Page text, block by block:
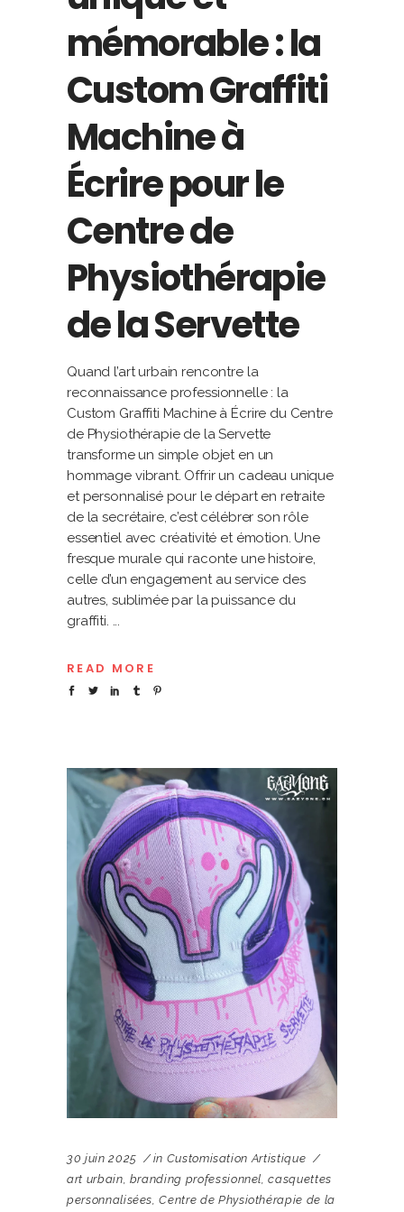
mémorable : la
Custom Graffiti
Machine à
Écrire pour le
Centre de
Physiothérapie
de la Servette
Quand l’art urbain rencontre la
reconnaissance professionnelle : la
Custom Graffiti Machine à Écrire du Centre
de Physiothérapie de la Servette
transforme un simple objet en un
hommage vibrant. Offrir un cadeau unique
et personnalisé pour le départ en retraite
de la secrétaire, c’est célébrer son rôle
essentiel avec créativité et émotion. Une
fresque murale qui raconte une histoire,
celle d’un engagement au service des
autres, sublimée par la puissance du
graffiti.
READ MORE
30 juin 2025 in Customisation Artistique
art urbain branding professionnel ,casquettes
personnalisées ,Centre de Physiothérapie de la